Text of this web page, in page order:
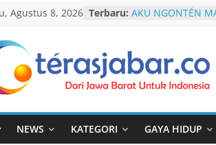
Agustus 8, 2026 Terbaru: AKU NGONTÉN
Selalu Terbuka
Darurat HIV pada
tak Menyentuh
Dewan Dakwah
Nasional,
Penanganan
NEWS KATEGORI GAYA HIDUP